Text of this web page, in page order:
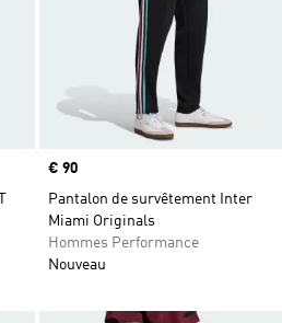
Prix
€ 90
Pantalon de survêtement Inter
Miami Originals
Hommes Performance
Nouveau